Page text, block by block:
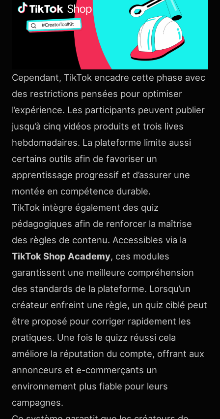
Cependant, TikTok encadre cette phase avec
des restrictions pensées pour optimiser
l’expérience. Les participants peuvent publier
jusqu’à cinq vidéos produits et trois lives
hebdomadaires. La plateforme limite aussi
certains outils afin de favoriser un
apprentissage progressif et d’assurer une
montée en compétence durable.
TikTok intègre également des quiz
pédagogiques afin de renforcer la maîtrise
des règles de contenu. Accessibles via la
TikTok Shop Academy, ces modules
garantissent une meilleure compréhension
des standards de la plateforme. Lorsqu’un
créateur enfreint une règle, un quiz ciblé peut
être proposé pour corriger rapidement les
pratiques. Une fois le quizz réussi cela
améliore la réputation du compte, offrant aux
annonceurs et e-commerçants un
environnement plus fiable pour leurs
campagnes.